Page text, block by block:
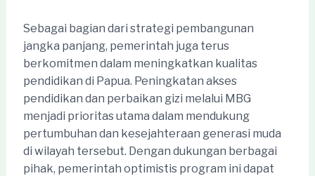
Sebagai bagian dari strategi pembangunan
jangka panjang, pemerintah juga terus
berkomitmen dalam meningkatkan kualitas
pendidikan di Papua. Peningkatan akses
pendidikan dan perbaikan gizi melalui MBG
menjadi prioritas utama dalam mendukung
pertumbuhan dan kesejahteraan generasi muda
di wilayah tersebut. Dengan dukungan berbagai
pihak, pemerintah optimistis program ini dapat